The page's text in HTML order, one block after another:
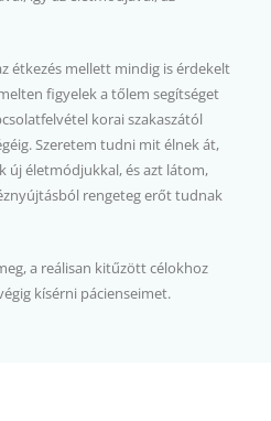
étkezés mellett mindig is érdekelt
figyelek a tőlem segítséget
korai szakaszától
Szeretem tudni mit élnek át,
új életmódjukkal, és azt látom,
rengeteg erőt tudnak
a reálisan kitűzött célokhoz
kísérni pácienseimet.